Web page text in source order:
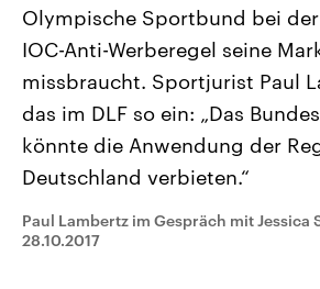
2026
Alle Informationen
Sachsen-Anhalt wählt am 6.
September 2026 einen neuen
Landtag. Seit 2021 wird das
Bundesland von einer Koalition aus
CDU, SPD und FDP regiert.-
Umfragen, Prognosen,
und Hintergründe zu den Parteien
Wahl.
Sendungen Programm
Audio-Archiv
Olympische Sportbund bei
IOC-Anti-Werberegel seine
missbraucht. Sportjurist Paul
das im DLF so ein: „Das
könnte die Anwendung der
Deutschland verbieten.“
Paul Lambertz im Gespräch mit Jessica
28.10.2017